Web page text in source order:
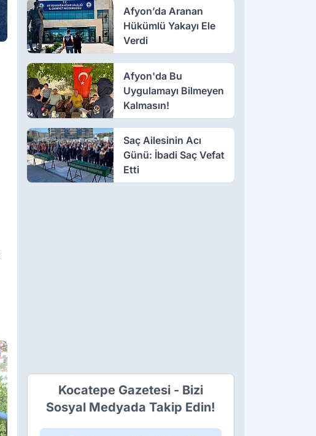
Afyon’da Aranan
Hükümlü Yakayı Ele
Verdi
Afyon'da Bu
Uygulamayı Bilmeyen
Kalmasın!
Saç Ailesinin Acı
Günü: İbadi Saç Vefat
Etti
Kocatepe Gazetesi - Bizi
Sosyal Medyada Takip Edin!